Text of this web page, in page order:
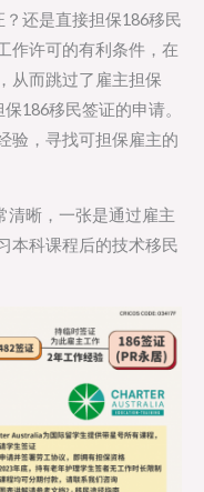
还是直接担保186移民
作许可的有利条件，在
从而跳过了雇主担保
186移民签证的申请。
验，寻找可担保雇主的
清晰，一张是通过雇主
本科课程后的技术移民